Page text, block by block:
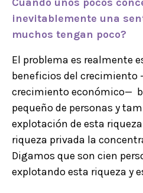
inevitablemente una
muchos tengan poco?
El problema es realmente
beneficios del crecimiento
crecimiento económico—
pequeño de personas y
explotación de esta
riqueza privada la
Digamos que son cien
explotando esta riqueza y